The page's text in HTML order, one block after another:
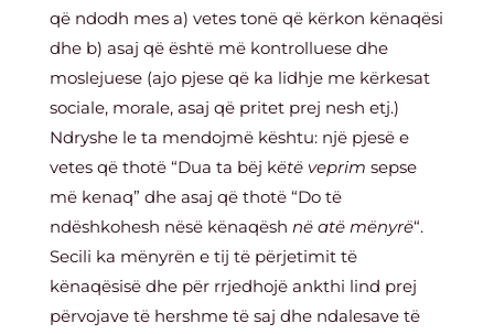
që ndodh mes a) vetes tonë që kërkon kënaqësi
dhe b) asaj që është më kontrolluese dhe
moslejuese (ajo pjese që ka lidhje me kërkesat
sociale, morale, asaj që pritet prej nesh etj.)
Ndryshe le ta mendojmë kështu: një pjesë e
vetes që thotë “Dua ta bëj këtë veprim sepse
më kenaq” dhe asaj që thotë “Do të
ndëshkohesh nësë kënaqësh në atë mënyrë“.
Secili ka mënyrën e tij të përjetimit të
kënaqësisë dhe për rrjedhojë ankthi lind prej
përvojave të hershme të saj dhe ndalesave të